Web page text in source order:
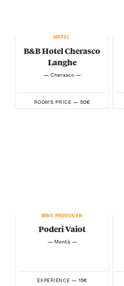
HOTEL
B&B Hotel Cherasco
Langhe
— Cherasco —
ROOM'S PRICE — 50€
WINE PRODUCER
Poderi Vaiot
— Montà —
EXPERIENCE — 15€